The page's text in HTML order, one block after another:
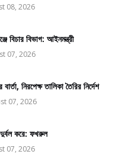
08, 2026
বিচার বিভাগ: আইনমন্ত্রী
07, 2026
নিরপেক্ষ তালিকা তৈরির নির্দেশ
07, 2026
দুর্বল করে: ফখরুল
07, 2026